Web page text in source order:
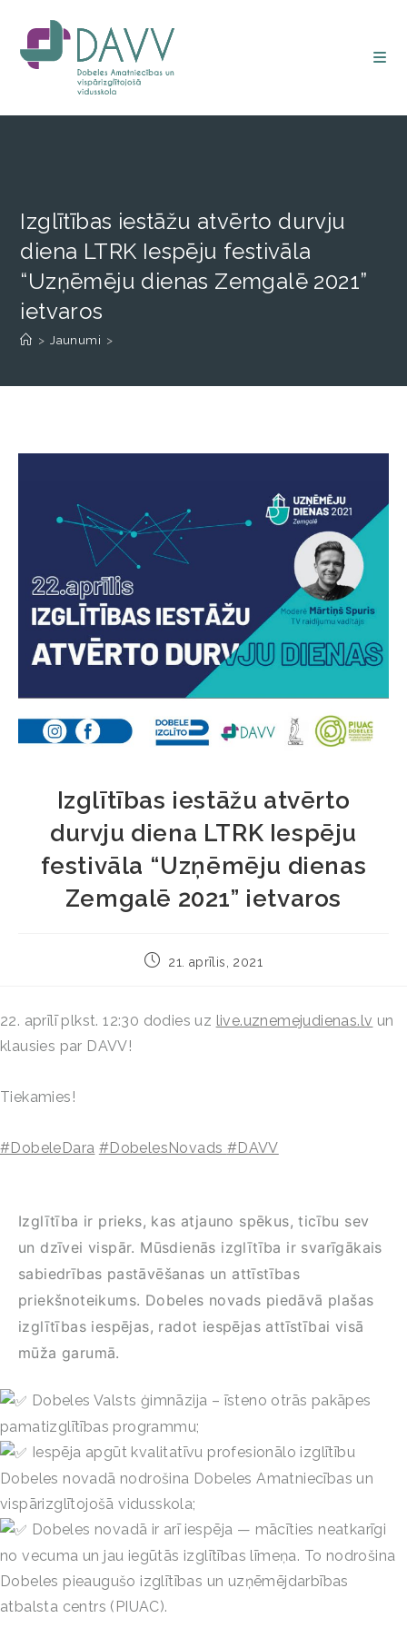
Izglītības iestāžu atvērto durvju
diena LTRK Iespēju festivāla
“Uzņēmēju dienas Zemgalē 2021”
ietvaros
> Jaunumi >
Izglītības iestāžu atvērto
durvju diena LTRK Iespēju
festivāla “Uzņēmēju dienas
Zemgalē 2021” ietvaros
21. aprīlis, 2021
22. aprīlī plkst. 12:30 dodies uz live.uznemejudienas.lv un
klausies par DAVV!
Tiekamies!
#DobeleDara #DobelesNovads #DAVV
Izglītība ir prieks, kas atjauno spēkus, ticību sev
un dzīvei vispār. Mūsdienās izglītība ir svarīgākais
sabiedrības pastāvēšanas un attīstības
priekšnoteikums. Dobeles novads piedāvā plašas
izglītības iespējas, radot iespējas attīstībai visā
mūža garumā.
Dobeles Valsts ģimnāzija – īsteno otrās pakāpes
pamatizglītības programmu;
Iespēja apgūt kvalitatīvu profesionālo izglītību
Dobeles novadā nodrošina Dobeles Amatniecības un
vispārizglītojošā vidusskola;
Dobeles novadā ir arī iespēja — mācīties neatkarīgi
no vecuma un jau iegūtās izglītības līmeņa. To nodrošina
Dobeles pieaugušo izglītības un uzņēmējdarbības
atbalsta centrs (PIUAC).